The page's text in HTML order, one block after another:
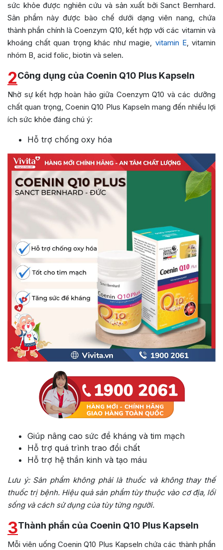
sức khỏe được nghiên cứu và sản xuất bởi Sanct Bernhard.
Sản phẩm này được bào chế dưới dạng viên nang, chứa
thành phần chính là Coenzym Q10, kết hợp với các vitamin và
khoáng chất quan trọng khác như magie, vitamin E, vitamin
nhóm B, acid folic, biotin và selen.
2Công dụng của Coenin Q10 Plus Kapseln
Nhờ sự kết hợp hoàn hảo giữa Coenzym Q10 và các dưỡng
chất quan trọng, Coenin Q10 Plus Kapseln mang đến nhiều lợi
ích sức khỏe đáng chú ý:
Hỗ trợ chống oxy hóa
Giúp nâng cao sức đề kháng và tim mạch
Hỗ trợ quá trình trao đổi chất
Hỗ trợ hệ thần kinh và tạo máu
Lưu ý:Sản phẩm không phải là thuốc và không thay thế
thuốc trị bệnh. Hiệu quả sản phẩm tùy thuộc vào cơ địa, lối
sống và cách sử dụng của tùy từng người.
3Thành phần của Coenin Q10 Plus Kapseln
Mỗi viên uống Coenin Q10 Plus Kapseln chứa các thành phần